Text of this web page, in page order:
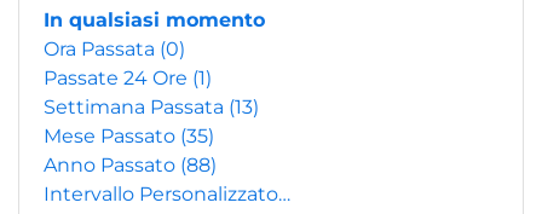
In qualsiasi momento
Ora Passata (0)
Passate 24 Ore (1)
Settimana Passata (13)
Mese Passato (35)
Anno Passato (88)
Intervallo Personalizzato…